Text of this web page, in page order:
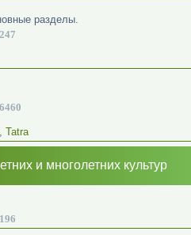
разделы.
, Tatra
и многолетних культур